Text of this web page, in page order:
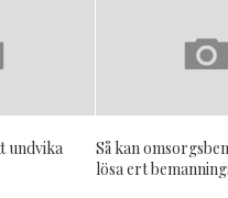
undvika
Så kan
lösa ert